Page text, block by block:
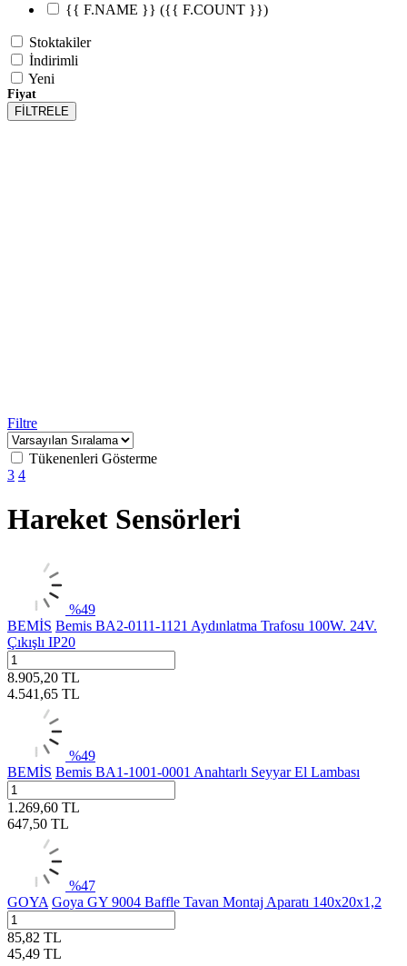
{{ F.NAME }} ({{ F.COUNT }})
Stoktakiler
İndirimli
Yeni
Fiyat
FİLTRELE
Filtre
Tükenenleri Gösterme
3 4
Hareket Sensörleri
%49
BEMİS Bemis BA2-0111-1121 Aydınlatma Trafosu 100W. 24V.
Çıkışlı IP20
8.905,20 TL
4.541,65 TL
%49
BEMİS Bemis BA1-1001-0001 Anahtarlı Seyyar El Lambası
1.269,60 TL
647,50 TL
%47
GOYA Goya GY 9004 Baffle Tavan Montaj Aparatı 140x20x1,2
85,82 TL
45,49 TL